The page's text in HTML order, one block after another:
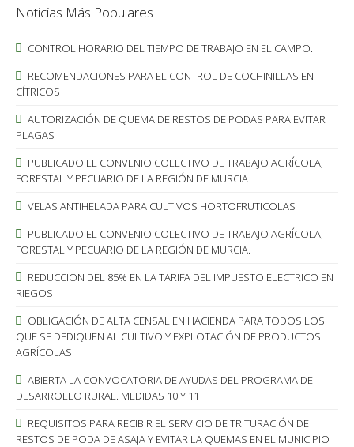
Noticias Más Populares
CONTROL HORARIO DEL TIEMPO DE TRABAJO EN EL CAMPO.
RECOMENDACIONES PARA EL CONTROL DE COCHINILLAS EN
CÍTRICOS
AUTORIZACIÓN DE QUEMA DE RESTOS DE PODAS PARA EVITAR
PLAGAS
PUBLICADO EL CONVENIO COLECTIVO DE TRABAJO AGRÍCOLA,
FORESTAL Y PECUARIO DE LA REGIÓN DE MURCIA
VELAS ANTIHELADA PARA CULTIVOS HORTOFRUTICOLAS
PUBLICADO EL CONVENIO COLECTIVO DE TRABAJO AGRÍCOLA,
FORESTAL Y PECUARIO DE LA REGIÓN DE MURCIA.
REDUCCION DEL 85% EN LA TARIFA DEL IMPUESTO ELECTRICO EN
RIEGOS
OBLIGACIÓN DE ALTA CENSAL EN HACIENDA PARA TODOS LOS
QUE SE DEDIQUEN AL CULTIVO Y EXPLOTACIÓN DE PRODUCTOS
AGRÍCOLAS
ABIERTA LA CONVOCATORIA DE AYUDAS DEL PROGRAMA DE
DESARROLLO RURAL. MEDIDAS 10 Y 11
REQUISITOS PARA RECIBIR EL SERVICIO DE TRITURACIÓN DE
RESTOS DE PODA DE ASAJA Y EVITAR LA QUEMAS EN EL MUNICIPIO